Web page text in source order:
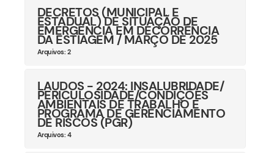
DECRETOS (MUNICIPAL E
ESTADUAL) DE SITUAÇÃO DE
EMERGÊNCIA EM DECORRÊNCIA
DA ESTIAGEM / MARÇO DE 2025
Arquivos: 2
LAUDOS - 2024: INSALUBRIDADE/
PERICULOSIDADE/CONDIÇÕES
AMBIENTAIS DE TRABALHO E
PROGRAMA DE GERENCIAMENTO
DE RISCOS (PGR)
Arquivos: 4